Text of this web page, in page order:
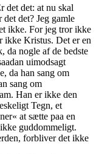
det det: at nu skal
det? Jeg gamle
ikke. For jeg tror ikke
ikke Kristus. Det er en
nogle af de bedste
uimodsagt
da han sang om
sang om
Han er ikke den
Tegn, et
at sætte paa en
guddommeligt.
forbliver det ikke